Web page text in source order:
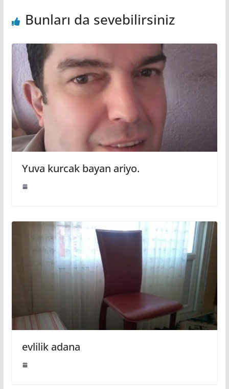
Bunları da sevebilirsiniz
Yuva kurcak bayan ariyo.
evlilik adana